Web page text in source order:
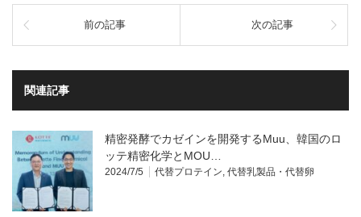
前の記事 次の記事
関連記事
精密発酵でカゼインを開発するMuu、韓国のロ
ッテ精密化学とMOU…
2024/7/5 代替プロテイン, 代替乳製品・代替卵